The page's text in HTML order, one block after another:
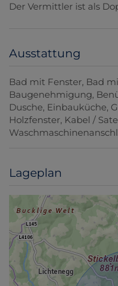
Der Vermittler ist als
Ausstattung
Bad mit Fenster Bad
Baugenehmigung
Dusche Einbauküche
Holzfenster Kabel /
Lageplan